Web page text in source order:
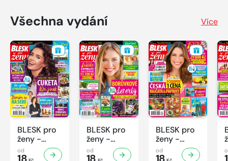
Všechna vydání Více
BLESK pro
ženy -
32/2026
od
18
BLESK pro
ženy -
31/2026
od
18
BLESK pro
ženy -
30/2026
od
18